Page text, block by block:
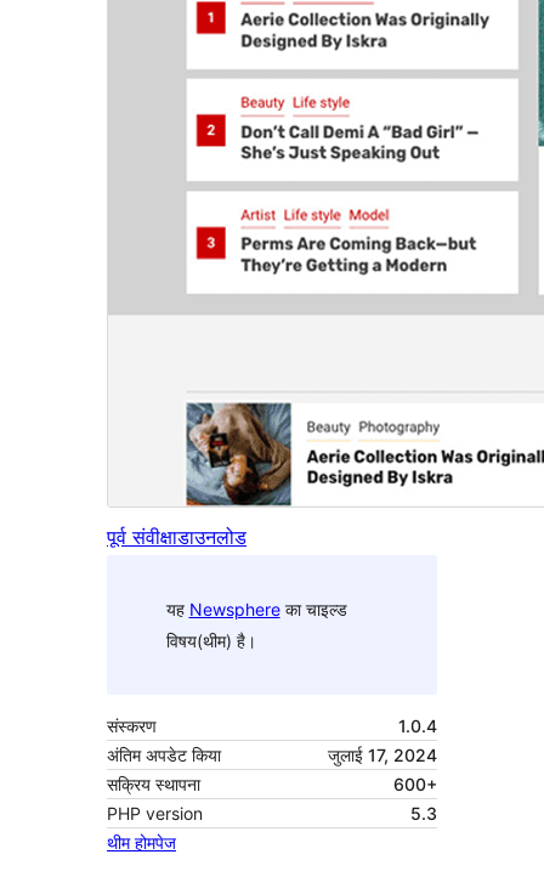
पूर्व संवीक्षाडाउनलोड
यह Newsphereका चाइल्ड
विषय(थीम) है।
संस्करण
1.0.4
अंतिम अपडेट किया
जुलाई 17, 2024
सक्रिय स्थापना
600+
PHP version
5.3
थीम होमपेज